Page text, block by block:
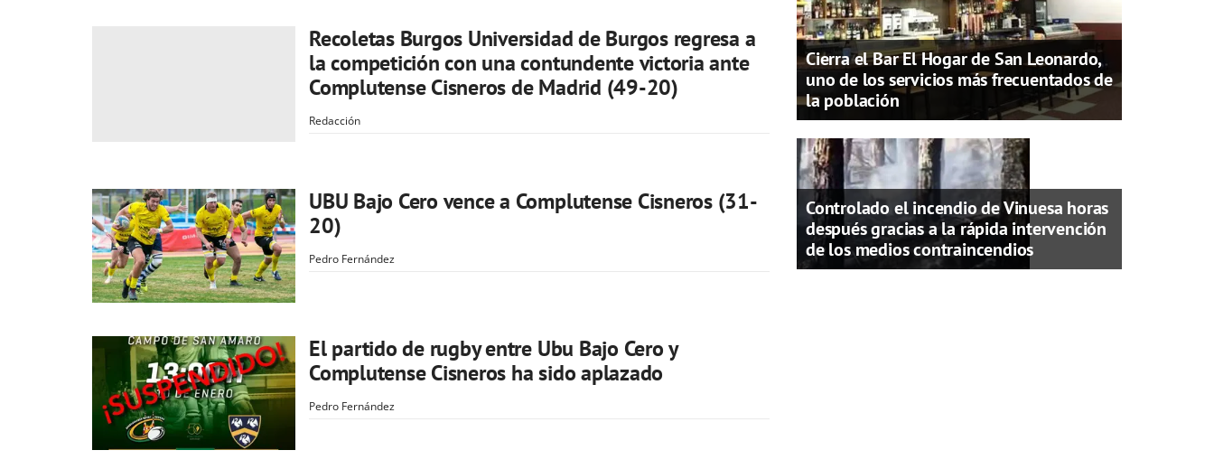
Recoletas Burgos Universidad de Burgos regresa a
la competición con una contundente victoria ante
Complutense Cisneros de Madrid (49-20)
Redacción
UBU Bajo Cero vence a Complutense Cisneros (31-
20)
Pedro Fernández
El partido de rugby entre Ubu Bajo Cero y
Complutense Cisneros ha sido aplazado
Pedro Fernández
Cierra el Bar El Hogar de San Leonardo,
uno de los servicios más frecuentados de
la población
Controlado el incendio de Vinuesa horas
después gracias a la rápida intervención
de los medios contraincendios